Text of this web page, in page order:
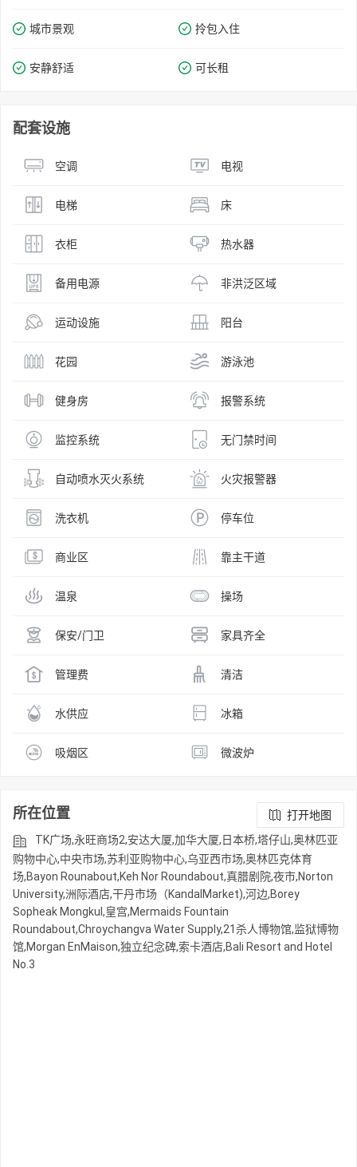
城市景观 拎包入住
安静舒适 可长租
配套设施
空调 电视
电梯 床
衣柜 热水器
备用电源 非洪泛区域
运动设施 阳台
花园 游泳池
健身房 报警系统
监控系统 无门禁时间
自动喷水灭火系统 火灾报警器
洗衣机 停车位
商业区 靠主干道
温泉 操场
保安/门卫 家具齐全
管理费 清洁
水供应 冰箱
吸烟区 微波炉
所在位置
打开地图
TK广场,永旺商场2,安达大厦,加华大厦,日本桥,塔仔山,奥林匹亚
购物中心,中央市场,苏利亚购物中心,乌亚西市场,奥林匹克体育
场,Bayon Rounabout,Keh Nor Roundabout,真腊剧院,夜市,Norton
University,洲际酒店,干丹市场（KandalMarket),河边,Borey
Sopheak Mongkul,皇宫,Mermaids Fountain
Roundabout,Chroychangva Water Supply,21杀人博物馆,监狱博物
馆,Morgan EnMaison,独立纪念碑,索卡酒店,Bali Resort and Hotel
No.3